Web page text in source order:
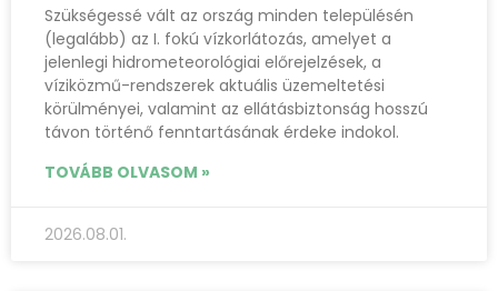
Szükségessé vált az ország minden településén
(legalább) az I. fokú vízkorlátozás, amelyet a
jelenlegi hidrometeorológiai előrejelzések, a
víziközmű-rendszerek aktuális üzemeltetési
körülményei, valamint az ellátásbiztonság hosszú
távon történő fenntartásának érdeke indokol.
TOVÁBB OLVASOM »
2026.08.01.